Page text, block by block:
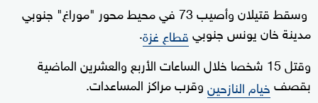
وسقط قتيلان وأصيب 73 في محيط محور "موراغ" جنوبي
مدينة خان يونس جنوبيقطاع غزة.
وقتل 15 شخصا خلال الساعات الأربع والعشرين الماضية
بقصفخيام النازحينوقرب مراكز المساعدات.